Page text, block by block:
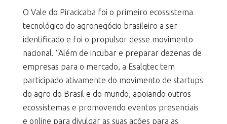
O Vale do Piracicaba foi o primeiro ecossistema
tecnológico do agronegócio brasileiro a ser
identificado e foi o propulsor desse movimento
nacional. “Além de incubar e preparar dezenas de
empresas para o mercado, a Esalqtec tem
participado ativamente do movimento de startups
do agro do Brasil e do mundo, apoiando outros
ecossistemas e promovendo eventos presenciais
e online para divulgar as suas ações para as